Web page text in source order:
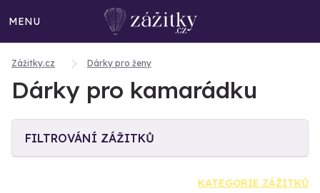
MENU
Zážitky.cz Dárky pro ženy
Dárky pro kamarádku
FILTROVÁNÍ ZÁŽITKŮ
KATEGORIE ZÁŽITKŮ